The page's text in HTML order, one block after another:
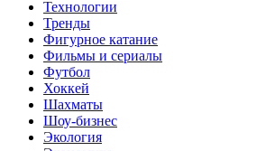
Технологии
Тренды
Фигурное катание
Фильмы и сериалы
Футбол
Хоккей
Шахматы
Шоу-бизнес
Экология